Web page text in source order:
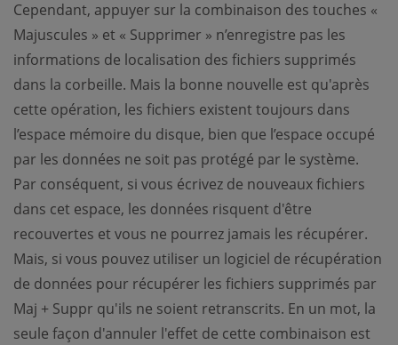
Cependant, appuyer sur la combinaison des touches «
Majuscules » et « Supprimer » n’enregistre pas les
informations de localisation des fichiers supprimés
dans la corbeille. Mais la bonne nouvelle est qu'après
cette opération, les fichiers existent toujours dans
l’espace mémoire du disque, bien que l’espace occupé
par les données ne soit pas protégé par le système.
Par conséquent, si vous écrivez de nouveaux fichiers
dans cet espace, les données risquent d'être
recouvertes et vous ne pourrez jamais les récupérer.
Mais, si vous pouvez utiliser un logiciel de récupération
de données pour récupérer les fichiers supprimés par
Maj + Suppr qu'ils ne soient retranscrits. En un mot, la
seule façon d'annuler l'effet de cette combinaison est